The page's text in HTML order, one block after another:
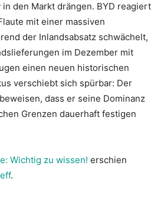
den Markt drängen. BYD reagiert
mit einer massiven
der Inlandsabsatz schwächelt,
im Dezember mit
einen neuen historischen
verschiebt sich spürbar: Der
dass er seine Dominanz
Grenzen dauerhaft festigen
Wichtig zu wissen! erschien
.